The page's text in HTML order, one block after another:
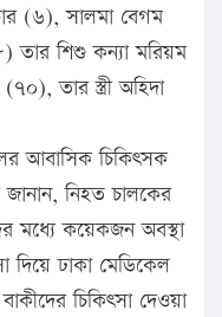
(৬), সালমা বেগম
শিশু কন্যা মরিয়ম
তার স্ত্রী অহিদা
আবাসিক চিকিৎসক
নিহত চালকের
মধ্যে কয়েকজন অবস্থা
দিয়ে ঢাকা মেডিকেল
চিকিৎসা দেওয়া